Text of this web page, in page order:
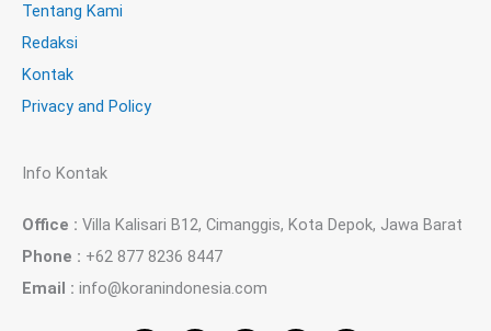
Tentang Kami
Redaksi
Kontak
Privacy and Policy
Info Kontak
Office : Villa Kalisari B12, Cimanggis, Kota Depok, Jawa Barat
Phone : +62 877 8236 8447
Email : info@koranindonesia.com